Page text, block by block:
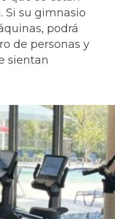
Si su gimnasio
podrá
de personas y
sientan